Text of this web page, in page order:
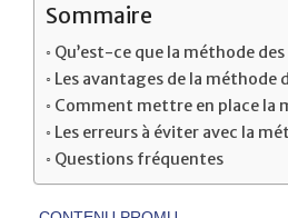
Sommaire
Qu’est-ce que la méthode
Les avantages de la méthode
Comment mettre en place la
Les erreurs à éviter avec la
Questions fréquentes